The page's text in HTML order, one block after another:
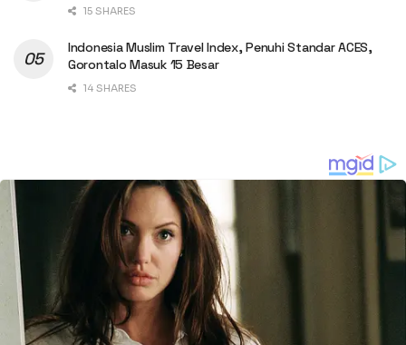
15 SHARES
Indonesia Muslim Travel Index, Penuhi Standar ACES,
Gorontalo Masuk 15 Besar
14 SHARES